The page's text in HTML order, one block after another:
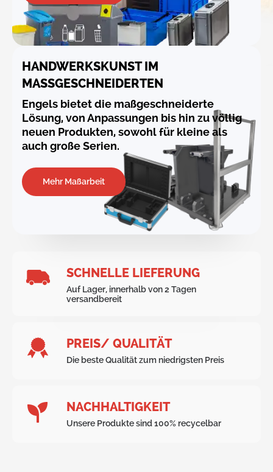
HANDWERKSKUNST IM
MASSGESCHNEIDERTEN
Engels bietet die maßgeschneiderte
Lösung, von Anpassungen bis hin zu völlig
neuen Produkten, sowohl für kleine als
auch große Serien.
Mehr Maßarbeit
SCHNELLE LIEFERUNG
Auf Lager, innerhalb von 2 Tagen
versandbereit
PREIS/ QUALITÄT
Die beste Qualität zum niedrigsten Preis
NACHHALTIGKEIT
Unsere Produkte sind 100% recycelbar